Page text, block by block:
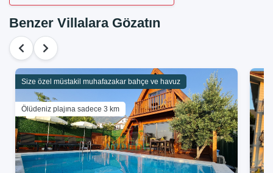
Benzer Villalara Gözatın
Size özel müstakil muhafazakar bahçe ve havuz
Ölüdeniz plajına sadece 3 km